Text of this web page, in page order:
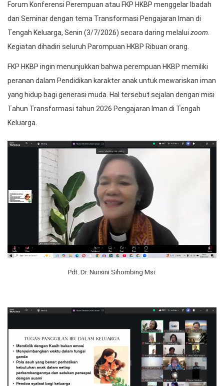
Forum Konferensi Perempuan atau FKP HKBP menggelar Ibadah
dan Seminar dengan tema Transformasi Pengajaran Iman di
Tengah Keluarga, Senin (3/7/2026) secara daring melalui zoom
Kegiatan dihadiri seluruh Parompuan HKBP Ribuan orang.
FKP HKBP ingin menunjukkan bahwa perempuan HKBP memiliki
peranan dalam Pendidikan karakter anak untuk mewariskan iman
yang hidup bagi generasi muda. Hal tersebut sejalan dengan misi
Tahun Transformasi tahun 2026 Pengajaran Iman di Tengah
Keluarga.
Pdt. Dr. Nursini Sihombing Msi.